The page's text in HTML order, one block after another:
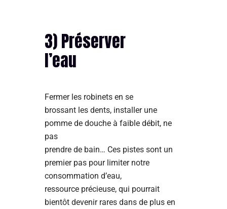
3) Préserver
l’eau
Fermer les robinets en se
brossant les dents, installer une
pomme de douche à faible débit, ne
pas
prendre de bain… Ces pistes sont un
premier pas pour limiter notre
consommation d’eau,
ressource précieuse, qui pourrait
bientôt devenir rares dans de plus en